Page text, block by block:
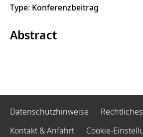
Type: Konferenzbeitrag
Abstract
Datenschutzhinweise Rechtliches
Kontakt & Anfahrt
Cookie-